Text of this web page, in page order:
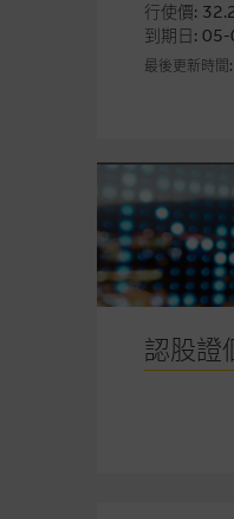
行使價:
到期日:
最後更新時
認股證